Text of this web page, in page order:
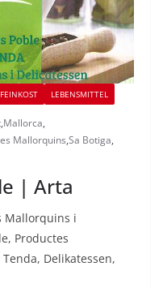
FEINKOST LEBENSMITTEL
,Mallorca,
Mallorquins,Sa Botiga,
| Arta
Mallorquins i
Productes
Delikatessen,